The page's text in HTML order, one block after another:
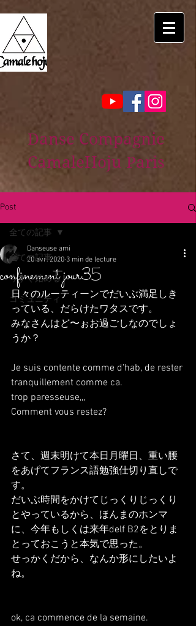
Danse Compagnie
CamaleHoju Paris
Post
全ての記事
今すぐ始める
コミュニティ
全ての記事
confinement jour35
Danseuse ami
20 avr. 2020 3 min de lecture
日々のルーティーンでだいぶ満足しき
っている、だらけたワタスです。
みなさんはど〜ぉお過ごしなのでしょ
うか？
Je suis contente comme d'hab, de rester
tranquillement comme ca.
trop paresseuse,,,
Comment vous restez?
さて、週末明けて本日月曜日、重い腰
をあげてフランス語勉強仕切り直しで
す。
だいぶ時間をかけてじっくりじっくり
とやっているから、ほんまのホンマ
に、今年もしくは来年delf B2をとりま
とっておこうと本気で思った。
せっかくだから、なんか形にしたいよ
ね。
ok, ca commence de la semaine.